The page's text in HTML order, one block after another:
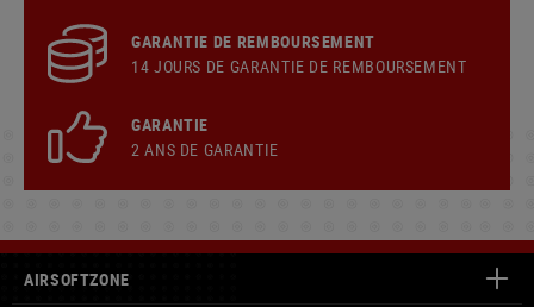
GARANTIE DE REMBOURSEMENT
14 JOURS DE GARANTIE DE REMBOURSEMENT
GARANTIE
2 ANS DE GARANTIE
AIRSOFTZONE